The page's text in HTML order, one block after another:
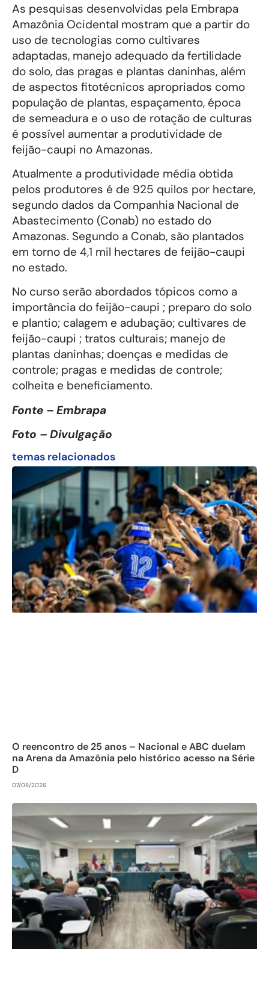
As pesquisas desenvolvidas pela Embrapa
Amazônia Ocidental mostram que a partir do
uso de tecnologias como cultivares
adaptadas, manejo adequado da fertilidade
do solo, das pragas e plantas daninhas, além
de aspectos fitotécnicos apropriados como
população de plantas, espaçamento, época
de semeadura e o uso de rotação de culturas
é possível aumentar a produtividade de
feijão-caupi no Amazonas.
Atualmente a produtividade média obtida
pelos produtores é de 925 quilos por hectare,
segundo dados da Companhia Nacional de
Abastecimento (Conab) no estado do
Amazonas. Segundo a Conab, são plantados
em torno de 4,1 mil hectares de feijão-caupi
no estado.
No curso serão abordados tópicos como a
importância do feijão-caupi ; preparo do solo
e plantio; calagem e adubação; cultivares de
feijão-caupi ; tratos culturais; manejo de
plantas daninhas; doenças e medidas de
controle; pragas e medidas de controle;
colheita e beneficiamento.
Fonte – Embrapa
Foto – Divulgação
temas relacionados
O reencontro de 25 anos – Nacional e ABC duelam
na Arena da Amazônia pelo histórico acesso na Série
D
07/08/2026